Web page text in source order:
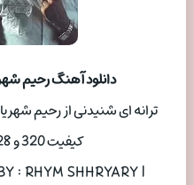
دانلود آهنگ رحیم
ترانه ای شنیدنی از رحیم
کیفیت 320 و 128 و متن آهنگ
: RHYM SHHRYARY |